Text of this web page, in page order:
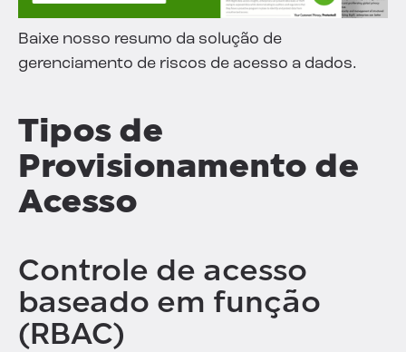
Baixe nosso resumo da solução de
gerenciamento de riscos de acesso a dados.
Tipos de
Provisionamento de
Acesso
Controle de acesso
baseado em função
(RBAC)